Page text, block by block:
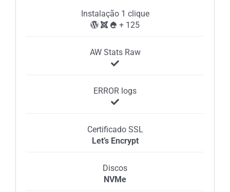
Instalação 1 clique
+ 125
AW Stats Raw
ERROR logs
Certificado SSL
Let’s Encrypt
Discos
NVMe